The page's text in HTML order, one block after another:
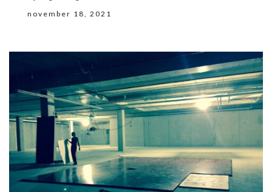
november 18, 2021